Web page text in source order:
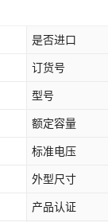
是否进口
订货号
型号
额定容量
标准电压
外型尺寸
产品认证